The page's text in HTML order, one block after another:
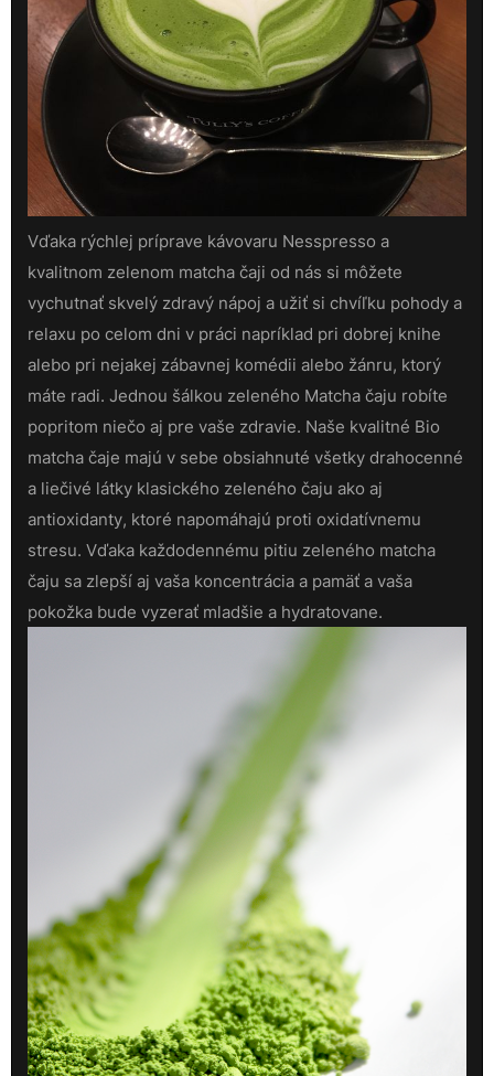
Vďaka rýchlej príprave kávovaru Nesspresso a
kvalitnom zelenom matcha čaji od nás si môžete
vychutnať skvelý zdravý nápoj a užiť si chvíľku pohody a
relaxu po celom dni v práci napríklad pri dobrej knihe
alebo pri nejakej zábavnej komédii alebo žánru, ktorý
máte radi. Jednou šálkou zeleného Matcha čaju robíte
popritom niečo aj pre vaše zdravie. Naše kvalitné Bio
matcha čaje majú v sebe obsiahnuté všetky drahocenné
a liečivé látky klasického zeleného čaju ako aj
antioxidanty, ktoré napomáhajú proti oxidatívnemu
stresu. Vďaka každodennému pitiu zeleného matcha
čaju sa zlepší aj vaša koncentrácia a pamäť a vaša
pokožka bude vyzerať mladšie a hydratovane.